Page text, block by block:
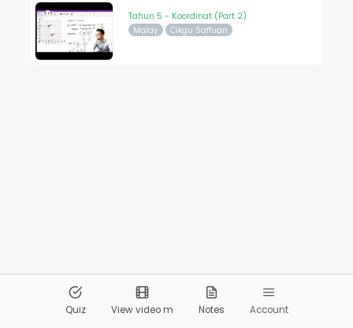
Tahun 5 - Koordinat (Part 2)
Malay Cikgu Saffuan
Pandai.org All Rights Reserved
Quiz View video m Notes Account